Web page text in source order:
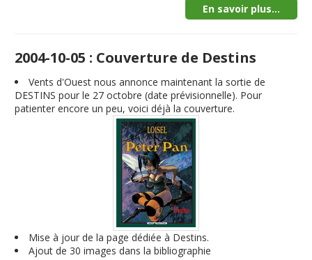
En savoir plus...
2004-10-05 : Couverture de Destins
Vents d'Ouest nous annonce maintenant la sortie de
DESTINS pour le 27 octobre (date prévisionnelle). Pour
patienter encore un peu, voici déjà la couverture.
Mise à jour de la page dédiée à Destins.
Ajout de 30 images dans la bibliographie